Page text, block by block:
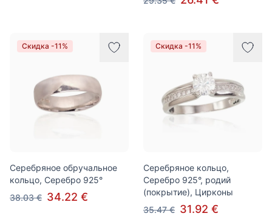
Скидка -11%
Серебряное обручальное
кольцо, Серебро 925°
38.03 € 34.22 €
Скидка -11%
Серебряное кольцо,
Серебро 925°, родий
(покрытие), Цирконы
35.47 € 31.92 €